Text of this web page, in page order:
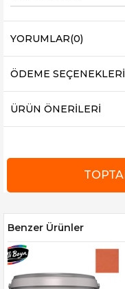
YORUMLAR(0)
ÖDEME SEÇENEKLERI
ÜRÜN ÖNERILERI
Benzer Ürünler